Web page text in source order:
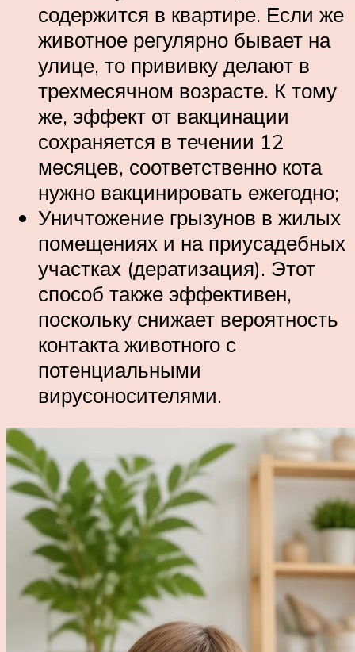
содержится в квартире. Если же
животное регулярно бывает на
улице, то прививку делают в
трехмесячном возрасте. К тому
же, эффект от вакцинации
сохраняется в течении 12
месяцев, соответственно кота
нужно вакцинировать ежегодно;
Уничтожение грызунов в жилых
помещениях и на приусадебных
участках (дератизация). Этот
способ также эффективен,
поскольку снижает вероятность
контакта животного с
потенциальными
вирусоносителями.